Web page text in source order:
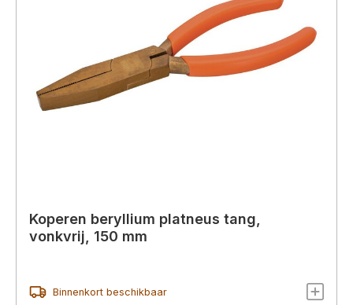
Koperen beryllium platneus tang,
vonkvrij, 150 mm
Binnenkort beschikbaar